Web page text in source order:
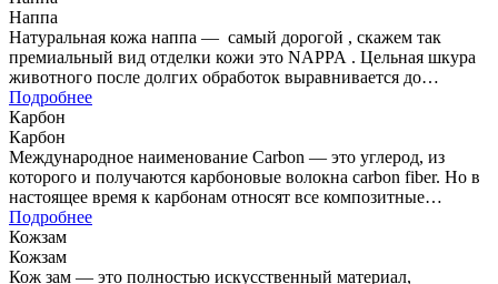
Наппа
Натуральная кожа наппа — самый дорогой , скажем так
премиальный вид отделки кожи это NAPPA . Цельная шкура
животного после долгих обработок выравнивается до
идеально…
Подробнее
Карбон
Карбон
Международное наименование Carbon — это углерод, из
которого и получаются карбоновые волокна carbon fiber. Но в
настоящее время к карбонам относят все композитные
материалы, в которых несущей основой являются…
Подробнее
Кожзам
Кожзам
Кож зам — это полностью искусственный материал,